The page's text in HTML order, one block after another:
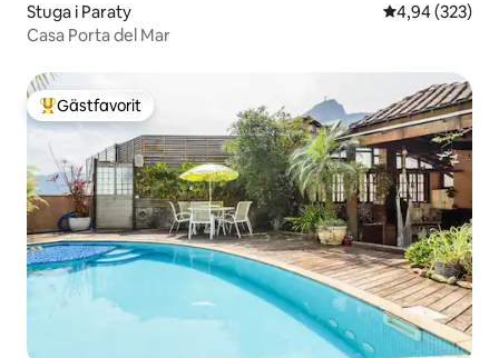
Stuga i Paraty 4,94 av 5 i
4,94 (323)
Casa Porta del Mar
Populär gästfavorit
Gästfavorit